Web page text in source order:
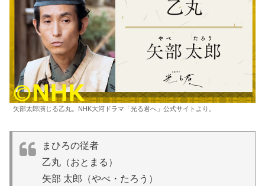
矢部太郎演じる乙丸。NHK大河ドラマ「光る君へ」公式サイトより。
まひろの従者
乙丸（おとまる）
矢部 太郎（やべ・たろう）